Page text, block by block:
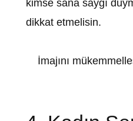
kimse sana saygı
dikkat etmelisin.
İmajını